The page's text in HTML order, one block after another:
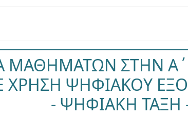
ΜΑΘΗΜΑΤΩΝ ΣΤΗΝ
ΧΡΗΣΗ ΨΗΦΙΑΚΟΥ
- ΨΗΦΙΑΚΗ ΤΑΞΗ